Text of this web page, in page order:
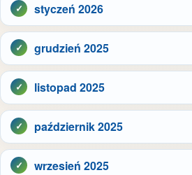
styczeń 2026
grudzień 2025
listopad 2025
październik 2025
wrzesień 2025